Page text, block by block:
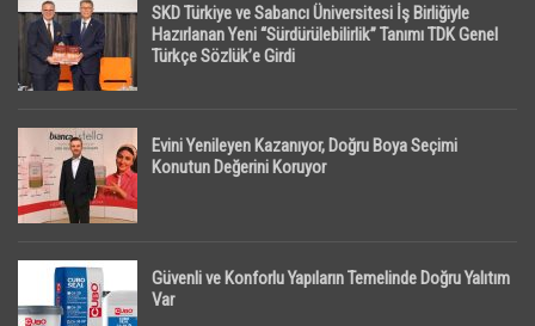
SKD Türkiye ve Sabancı Üniversitesi İş Birliğiyle
Hazırlanan Yeni “Sürdürülebilirlik” Tanımı TDK Genel
Türkçe Sözlük’e Girdi
Evini Yenileyen Kazanıyor, Doğru Boya Seçimi
Konutun Değerini Koruyor
Güvenli ve Konforlu Yapıların Temelinde Doğru Yalıtım
Var